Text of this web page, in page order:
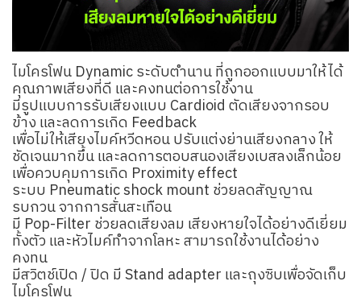
ไมโครโฟน Dynamic ระดับตำนาน ที่ถูกออกแบบมาให้ได้
คุณภาพเสียงที่ดี และคงทนต่อการใช้งาน
มีรูปแบบการรับเสียงแบบ Cardioid ตัดเสียงจากรอบ
ข้าง และลดการเกิด Feedback
เพื่อไม่ให้เสียงไมค์หวีดหอน ปรับแต่งย่านเสียงกลาง ให้
ชัดเจนมากขึ้น และลดการตอบสนองเสียงเบสลงเล็กน้อย
เพื่อควบคุมการเกิด Proximity effect
ระบบ Pneumatic shock mount ช่วยลดสัญญาณ
รบกวน จากการสั่นสะเทือน
มี Pop-Filter ช่วยลดเสียงลม เสียงหายใจได้อย่างดีเยี่ยม
ทั้งตัว และหัวไมค์ทำจากโลหะ สามารถใช้งานได้อย่าง
คงทน
มีสวิตช์เปิด / ปิด มี Stand adapter และถุงซิบเพื่อจัดเก็บ
ไมโครโฟน